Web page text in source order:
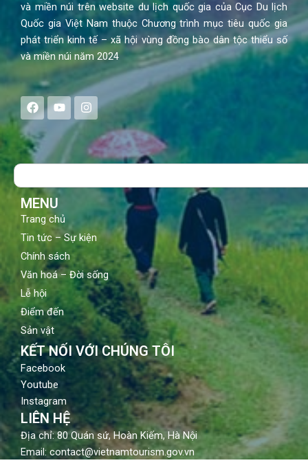
và miền núi trên website du lịch quốc gia của Cục Du lịch
Quốc gia Việt Nam thuộc Chương trình mục tiêu quốc gia
phát triển kinh tế – xã hội vùng đồng bào dân tộc thiểu số
và miền núi năm 2024
F
a
c
e
b
o
Y
o
u
t
u
b
I
n
s
a
g
Search
MENU
Trang chủ
Tin tức – Sự kiện
Chính sách
Văn hoá – Đời sống
Lễ hội
Điểm đến
Sản vật
KẾT NỐI VỚI CHÚNG TÔI
Facebook
Youtube
Instagram
LIÊN HỆ
Địa chỉ: 80 Quán sứ, Hoàn Kiếm, Hà Nội
Email: contact@vietnamtourism.gov.vn